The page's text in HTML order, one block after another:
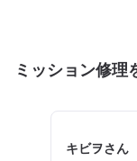
ミッション修理
キビヲさん